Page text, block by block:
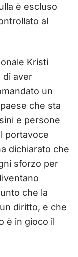
è escluso
al
Kristi
di aver
un
che sta
e persone
portavoce
dichiarato che
sforzo per
che la
diritto, e che
è in gioco il